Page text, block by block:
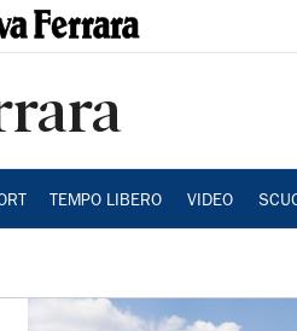
TEMPO LIBERO VIDEO